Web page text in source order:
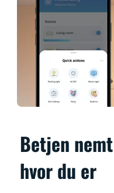
Betjen
hvor du er